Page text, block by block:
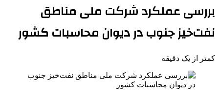
بررسی عملکرد شرکت ملی مناطق
نفت‌خیز جنوب در دیوان محاسبات کشور
کمتر از یک دقیقه